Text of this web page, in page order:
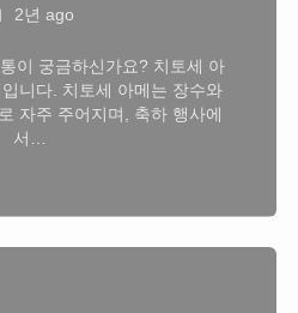
2년 ago
이 궁금하신가요? 치토세 아
니다. 치토세 아메는 장수와
자주 주어지며, 축하 행사에
서…